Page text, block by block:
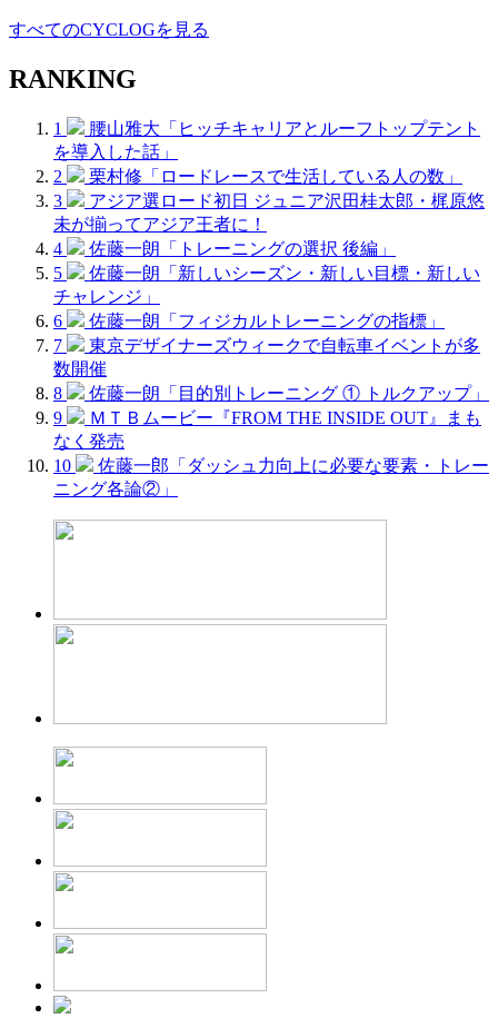
すべてのCYCLOGを見る
RANKING
1
腰山雅大「ヒッチキャリアとルーフトップテント
を導入した話」
2
栗村修「ロードレースで生活している人の数」
3
アジア選ロード初日 ジュニア沢田桂太郎・梶原悠
未が揃ってアジア王者に！
4
佐藤一朗「トレーニングの選択 後編」
5
佐藤一朗「新しいシーズン・新しい目標・新しい
チャレンジ」
6
佐藤一朗「フィジカルトレーニングの指標」
7
東京デザイナーズウィークで自転車イベントが多
数開催
8
佐藤一朗「目的別トレーニング ① トルクアップ」
9
ＭＴＢムービー『FROM THE INSIDE OUT』まも
なく発売
10
佐藤一郎「ダッシュ力向上に必要な要素・トレー
ニング各論②」